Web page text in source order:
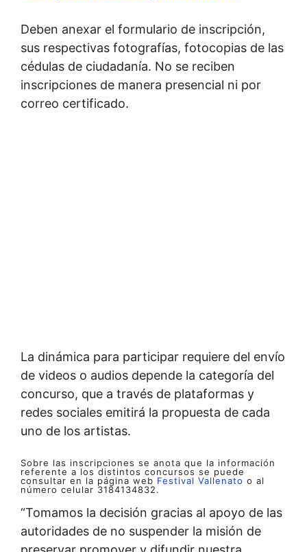
Deben anexar el formulario de inscripción,
sus respectivas fotografías, fotocopias de las
cédulas de ciudadanía. No se reciben
inscripciones de manera presencial ni por
correo certificado.
La dinámica para participar requiere del envío
de videos o audios depende la categoría del
concurso, que a través de plataformas y
redes sociales emitirá la propuesta de cada
uno de los artistas.
Sobre las inscripciones se anota que la información
referente a los distintos concursos se puede
consultar en la página web Festival Vallenato o al
número celular 3184134832.
“Tomamos la decisión gracias al apoyo de las
autoridades de no suspender la misión de